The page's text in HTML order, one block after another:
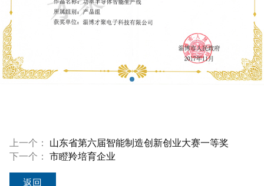
上一个： 山东省第六届智能制造创新创业大赛一等奖
下一个： 市瞪羚培育企业
返回